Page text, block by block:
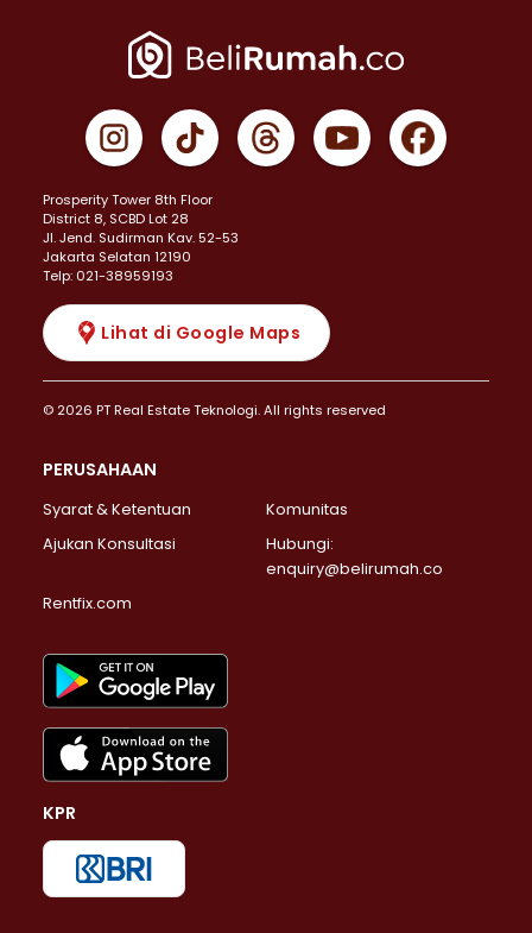
Prosperity Tower 8th Floor
District 8, SCBD Lot 28
JI. Jend. Sudirman Kav. 52-53
Jakarta Selatan 12190
Telp: 021-38959193
Lihat di Google Maps
© 2026 PT Real Estate Teknologi. All rights reserved
PERUSAHAAN
Syarat & Ketentuan
Komunitas
Ajukan Konsultasi
Hubungi:
enquiry@belirumah.co
Rentfix.com
KPR